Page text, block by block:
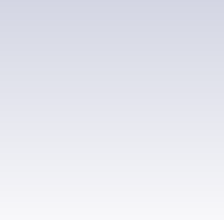
par exemple via un formulaire de
lors de votre visite du site. Il
s’effectue
site web. D’autres peuvent